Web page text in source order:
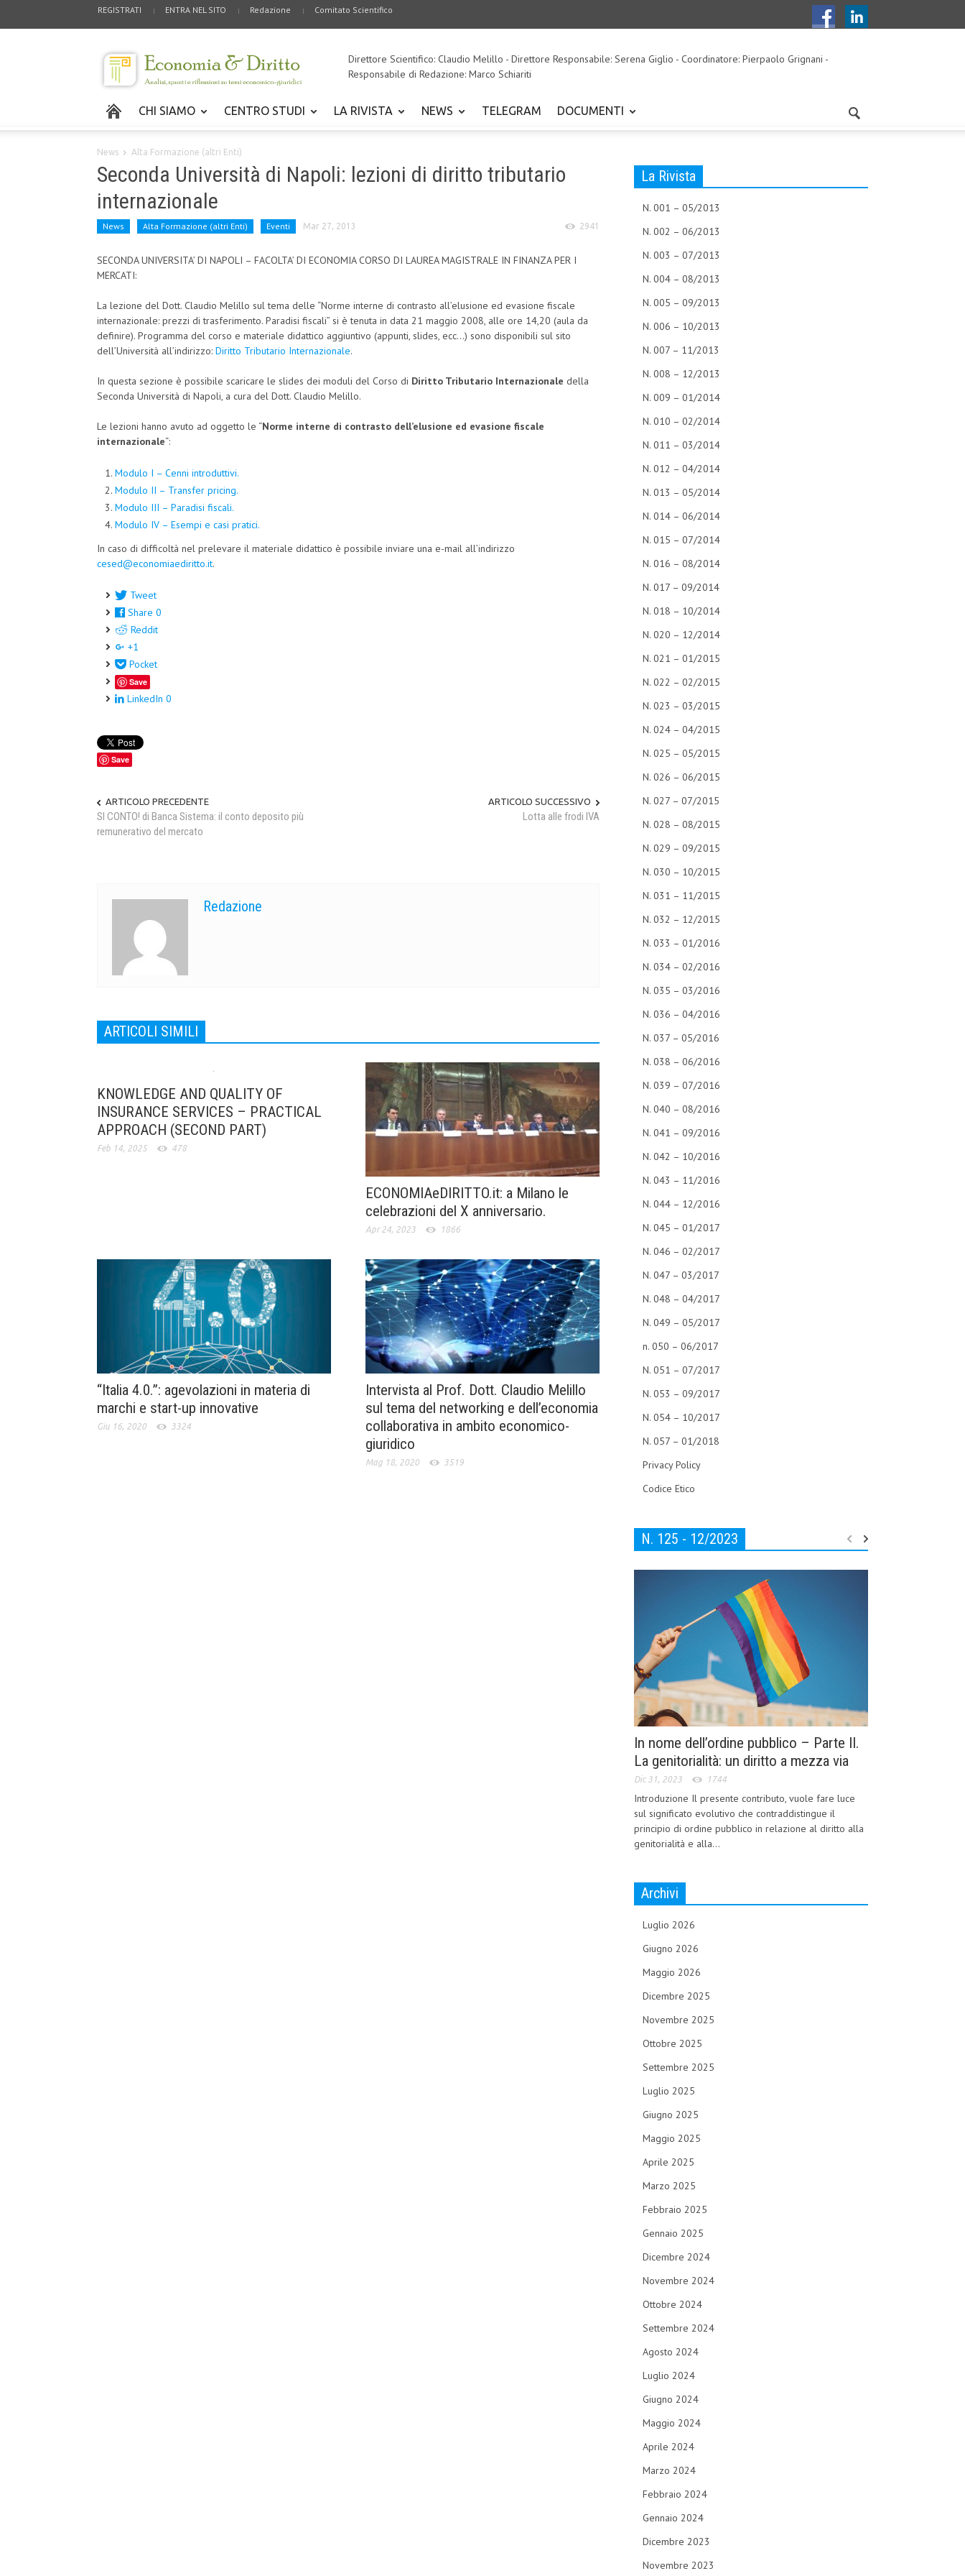
REGISTRATI ENTRA NEL SITO Redazione Comitato Scientifico
Direttore Scientifico: Claudio Melillo - Direttore Responsabile: Serena Giglio - Coordinatore: Pierpaolo Grignani -
Responsabile di Redazione: Marco Schiariti
CHI SIAMO CENTRO STUDI LA RIVISTA NEWS TELEGRAM DOCUMENTI
News Alta Formazione (altri Enti)
Seconda Università di Napoli: lezioni di diritto tributario
internazionale
News Alta Formazione (altri Enti) Eventi Mar 27, 2013 2941
SECONDA UNIVERSITA’ DI NAPOLI – FACOLTA’ DI ECONOMIA CORSO DI LAUREA MAGISTRALE IN FINANZA PER I
MERCATI:
La lezione del Dott. Claudio Melillo sul tema delle “Norme interne di contrasto all’elusione ed evasione fiscale
internazionale: prezzi di trasferimento. Paradisi fiscali” si è tenuta in data 21 maggio 2008, alle ore 14,20 (aula da
definire). Programma del corso e materiale didattico aggiuntivo (appunti, slides, ecc…) sono disponibili sul sito
dell’Università all’indirizzo: Diritto Tributario Internazionale.
In questa sezione è possibile scaricare le slides dei moduli del Corso di Diritto Tributario Internazionale della
Seconda Università di Napoli, a cura del Dott. Claudio Melillo.
Le lezioni hanno avuto ad oggetto le “Norme interne di contrasto dell’elusione ed evasione fiscale
internazionale“:
Modulo I – Cenni introduttivi.
Modulo II – Transfer pricing.
Modulo III – Paradisi fiscali.
Modulo IV – Esempi e casi pratici.
In caso di difficoltà nel prelevare il materiale didattico è possibile inviare una e-mail all’indirizzo
cesed@economiaediritto.it.
Tweet
Share 0
Reddit
+1
Pocket
Save
LinkedIn 0
Save
ARTICOLO PRECEDENTE
SI CONTO! di Banca Sistema: il conto deposito più
remunerativo del mercato
ARTICOLO SUCCESSIVO
Lotta alle frodi IVA
Redazione
ARTICOLI SIMILI
KNOWLEDGE AND QUALITY OF
INSURANCE SERVICES – PRACTICAL
APPROACH (SECOND PART)
Feb 14, 2025 478
ECONOMIAeDIRITTO.it: a Milano le
celebrazioni del X anniversario.
Apr 24, 2023 1866
“Italia 4.0.”: agevolazioni in materia di
marchi e start-up innovative
Giu 16, 2020 3324
Intervista al Prof. Dott. Claudio Melillo
sul tema del networking e dell’economia
collaborativa in ambito economico-
giuridico
Mag 18, 2020 3519
La Rivista
N. 001 – 05/2013
N. 002 – 06/2013
N. 003 – 07/2013
N. 004 – 08/2013
N. 005 – 09/2013
N. 006 – 10/2013
N. 007 – 11/2013
N. 008 – 12/2013
N. 009 – 01/2014
N. 010 – 02/2014
N. 011 – 03/2014
N. 012 – 04/2014
N. 013 – 05/2014
N. 014 – 06/2014
N. 015 – 07/2014
N. 016 – 08/2014
N. 017 – 09/2014
N. 018 – 10/2014
N. 020 – 12/2014
N. 021 – 01/2015
N. 022 – 02/2015
N. 023 – 03/2015
N. 024 – 04/2015
N. 025 – 05/2015
N. 026 – 06/2015
N. 027 – 07/2015
N. 028 – 08/2015
N. 029 – 09/2015
N. 030 – 10/2015
N. 031 – 11/2015
N. 032 – 12/2015
N. 033 – 01/2016
N. 034 – 02/2016
N. 035 – 03/2016
N. 036 – 04/2016
N. 037 – 05/2016
N. 038 – 06/2016
N. 039 – 07/2016
N. 040 – 08/2016
N. 041 – 09/2016
N. 042 – 10/2016
N. 043 – 11/2016
N. 044 – 12/2016
N. 045 – 01/2017
N. 046 – 02/2017
N. 047 – 03/2017
N. 048 – 04/2017
N. 049 – 05/2017
n. 050 – 06/2017
N. 051 – 07/2017
N. 053 – 09/2017
N. 054 – 10/2017
N. 057 – 01/2018
Privacy Policy
Codice Etico
N. 125 - 12/2023
In nome dell’ordine pubblico – Parte II.
La genitorialità: un diritto a mezza via
Dic 31, 2023 1744
Introduzione Il presente contributo, vuole fare luce
sul significato evolutivo che contraddistingue il
principio di ordine pubblico in relazione al diritto alla
genitorialità e alla...
Archivi
Luglio 2026
Giugno 2026
Maggio 2026
Dicembre 2025
Novembre 2025
Ottobre 2025
Settembre 2025
Luglio 2025
Giugno 2025
Maggio 2025
Aprile 2025
Marzo 2025
Febbraio 2025
Gennaio 2025
Dicembre 2024
Novembre 2024
Ottobre 2024
Settembre 2024
Agosto 2024
Luglio 2024
Giugno 2024
Maggio 2024
Aprile 2024
Marzo 2024
Febbraio 2024
Gennaio 2024
Dicembre 2023
Novembre 2023